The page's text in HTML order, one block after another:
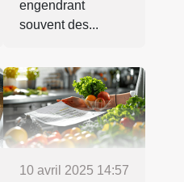
engendrant
souvent des...
10 avril 2025 14:57